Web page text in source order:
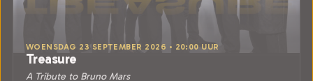
WOENSDAG 23 SEPTEMBER 2026 • 20:00 UUR
Treasure
A Tribute to Bruno Mars